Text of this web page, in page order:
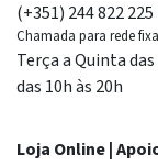
(+351) 244 822 225
Chamada para rede
Terça a Quinta
das 10h às 20h
Loja Online |